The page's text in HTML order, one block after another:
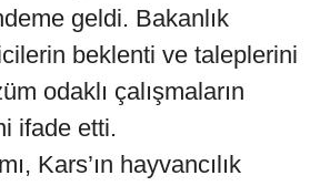
geldi. Bakanlık
beklenti ve taleplerini
odaklı çalışmaların
ifade etti.
Kars’ın hayvancılık